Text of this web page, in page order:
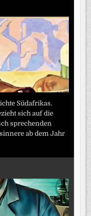
Südafrikas.
sich auf die
sprechenden
ab dem Jahr